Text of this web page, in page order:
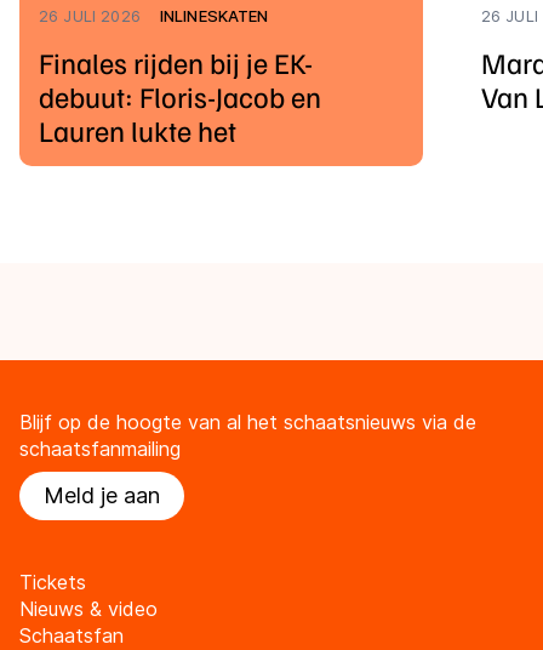
26 JULI 2026 INLINESKATEN
Finales rijden bij je EK-
debuut: Floris-Jacob en
Lauren lukte het
26
Van
Blijf op de hoogte van al het schaatsnieuws via de
schaatsfanmailing
Meld je aan
Tickets
Nieuws & video
Schaatsfan